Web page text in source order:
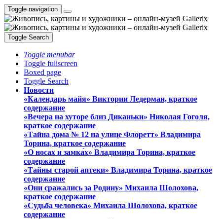
Toggle navigation
Toggle Search
Toggle menubar
Toggle fullscreen
Boxed page
Toggle Search
Новости
«Календарь майя» Виктории Ледерман, краткое
содержание
«Вечера на хуторе близ Диканьки» Николая Гоголя,
краткое содержание
«Тайна дома № 12 на улице Флоретт» Владимира
Торина, краткое содержание
«О носах и замка́х» Владимира Торина, краткое
содержание
«Тайны старой аптеки» Владимира Торина, краткое
содержание
«Они сражались за Родину» Михаила Шолохова,
краткое содержание
«Судьба человека» Михаила Шолохова, краткое
содержание